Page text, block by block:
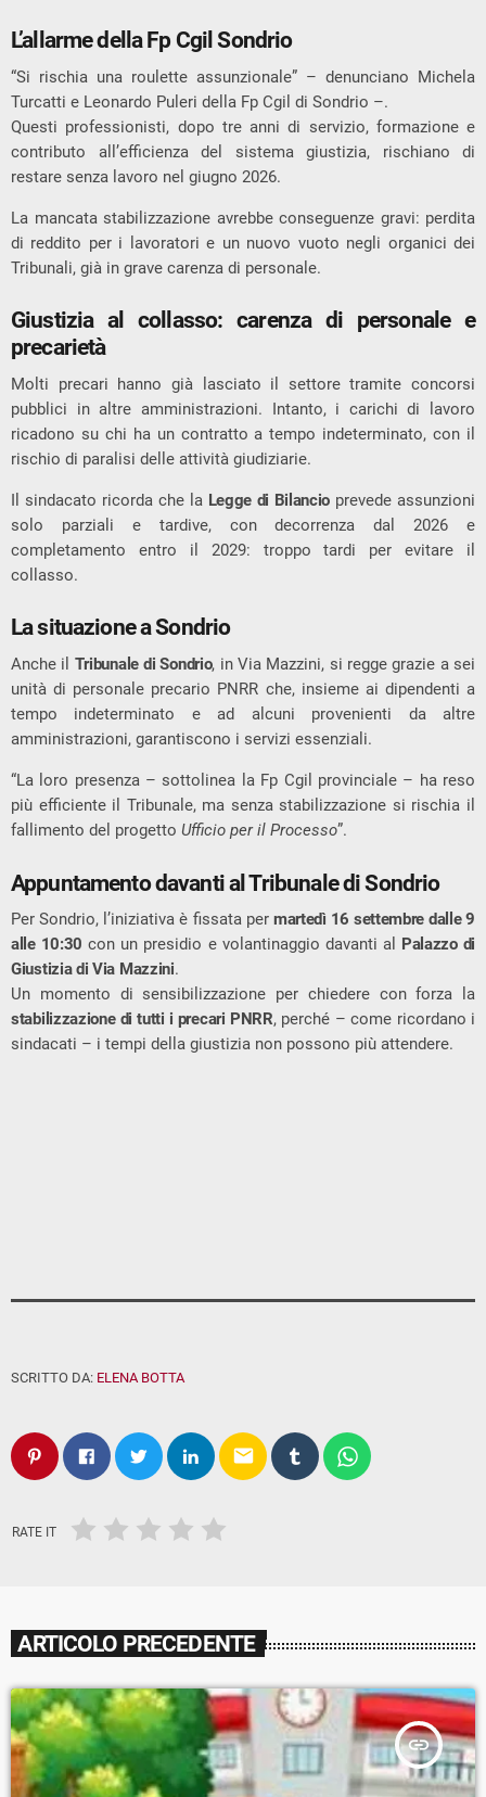
L’allarme della Fp Cgil Sondrio
“Si rischia una roulette assunzionale” – denunciano Michela
Turcatti e Leonardo Puleri della Fp Cgil di Sondrio –.
Questi professionisti, dopo tre anni di servizio, formazione e
contributo all’efficienza del sistema giustizia, rischiano di
restare senza lavoro nel giugno 2026.
La mancata stabilizzazione avrebbe conseguenze gravi: perdita
di reddito per i lavoratori e un nuovo vuoto negli organici dei
Tribunali, già in grave carenza di personale.
Giustizia al collasso: carenza di personale e
precarietà
Molti precari hanno già lasciato il settore tramite concorsi
pubblici in altre amministrazioni. Intanto, i carichi di lavoro
ricadono su chi ha un contratto a tempo indeterminato, con il
rischio di paralisi delle attività giudiziarie.
Il sindacato ricorda che la Legge di Bilancio prevede assunzioni
solo parziali e tardive, con decorrenza dal 2026 e
completamento entro il 2029: troppo tardi per evitare il
collasso.
La situazione a Sondrio
Anche il Tribunale di Sondrio, in Via Mazzini, si regge grazie a sei
unità di personale precario PNRR che, insieme ai dipendenti a
tempo indeterminato e ad alcuni provenienti da altre
amministrazioni, garantiscono i servizi essenziali.
“La loro presenza – sottolinea la Fp Cgil provinciale – ha reso
più efficiente il Tribunale, ma senza stabilizzazione si rischia il
fallimento del progetto Ufficio per il Processo”.
Appuntamento davanti al Tribunale di Sondrio
Per Sondrio, l’iniziativa è fissata per martedì 16 settembre dalle 9
alle 10:30 con un presidio e volantinaggio davanti al Palazzo di
Giustizia di Via Mazzini.
Un momento di sensibilizzazione per chiedere con forza la
stabilizzazione di tutti i precari PNRR, perché – come ricordano i
sindacati – i tempi della giustizia non possono più attendere.
SCRITTO DA: ELENA BOTTA
email
RATE IT
ARTICOLO PRECEDENTE
insert_link